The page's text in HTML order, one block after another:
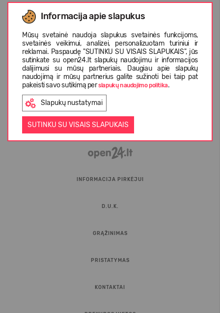
Informacija apie slapukus
Mūsų svetainė naudoja slapukus svetainės funkcijoms,
svetainės veikimui, analizei, personalizuotam turiniui ir
reklamai. Paspaudę "SUTINKU SU VISAIS SLAPUKAIS", jūs
sutinkate su open24.lt slapukų naudojimu ir informacijos
dalijimusi su mūsų partneriais. Daugiau apie slapukų
naudojimą ir mūsų partnerius galite sužinoti bei taip pat
pakeisti savo sutikimą perslapukų naudojimo politika.
Slapukų nustatymai
SUTINKU SU VISAIS SLAPUKAIS
NAUJIENLAIŠKIO PRENUMERATA
Patvirtinu, kad susipažinau suprivatumo politikairasmens
duomenų apsaugos taisyklėmis
INFORMACIJA PIRKĖJUI
D.U.K.
GRĄŽINIMAS
PRISTATYMAS
KONTAKTAI